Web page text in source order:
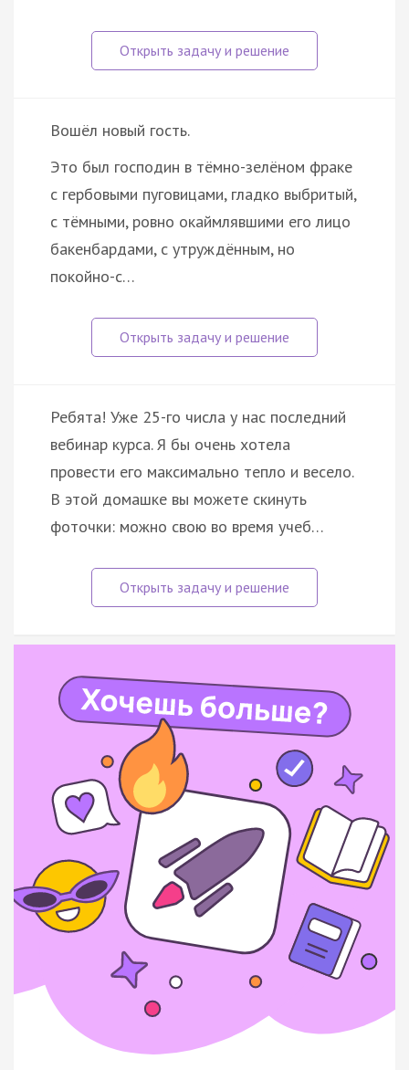
Вошёл новый гость.
Это был господин в тёмно-зелёном фраке
с гербовыми пуговицами, гладко выбритый,
с тёмными, ровно окаймлявшими его лицо
бакенбардами, с утруждённым, но
покойно-с…
Ребята! Уже 25-го числа у нас последний
вебинар курса. Я бы очень хотела
провести его максимально тепло и весело.
В этой домашке вы можете скинуть
фоточки: можно свою во время учеб…